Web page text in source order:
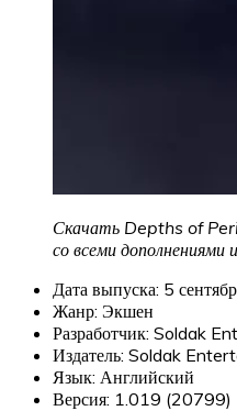
Скачать Depths of
со всеми
Дата выпуска: 5
Жанр: Экшен
Разработчик: Soldak
Издатель: Soldak
Язык: Английский
Версия: 1.019 (20799)